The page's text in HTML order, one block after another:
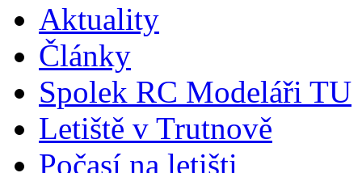
Aktuality
Články
Spolek RC Modeláři TU
Letiště v Trutnově
Počasí na letišti